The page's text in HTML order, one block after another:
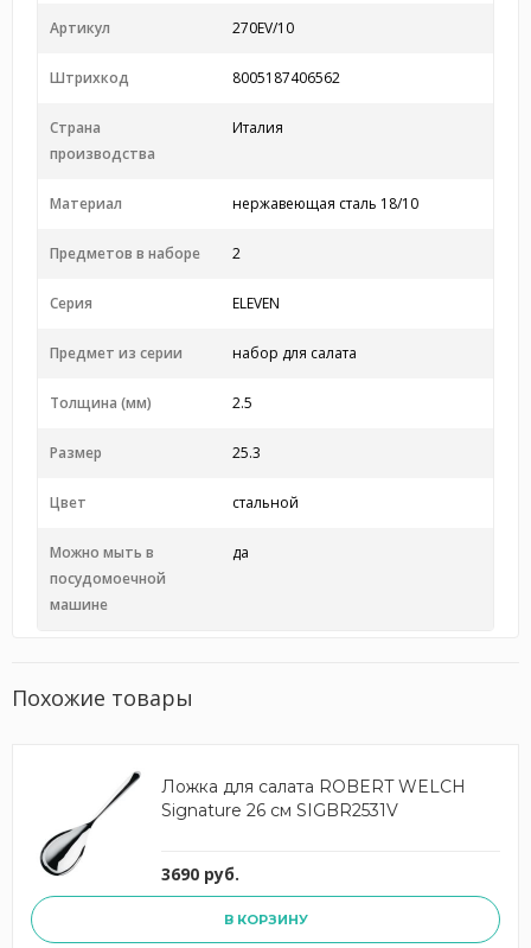
Артикул 270EV/10
Штрихкод 8005187406562
Страна
производства
Италия
Материал нержавеющая сталь 18/10
Предметов в наборе 2
Серия ELEVEN
Предмет из серии набор для салата
Толщина (мм) 2.5
Размер 25.3
Цвет стальной
Можно мыть в
посудомоечной
машине
да
Похожие товары
Ложка для салата ROBERT WELCH
Signature 26 см SIGBR2531V
3690 руб.
В КОРЗИНУ